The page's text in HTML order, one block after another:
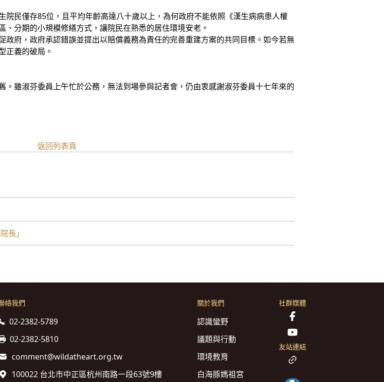
院民僅存85位，且平均年齡高達八十歲以上，為何政府不能依照《漢生病病患人權
分期的小規模修繕方式，讓院民在熟悉的居住環境安老。
府，政府承認錯誤並提出以賠償義務為責任的完善重建方案的共同目標。如今若無
正義的破局。
雖淑芬委員上午忙於公務，無法到場參與記者會，仍由衷感謝淑芬委員十七年來的
返回列表頁
長」
絡我們
02-2382-5789
02-2382-5810
comment@wildatheart.org.tw
100022 台北市中正區杭州南路一段63號9樓
關於我們
認識蠻野
議題與行動
環境教育
白海豚媽祖宮
社群媒體
友站連結